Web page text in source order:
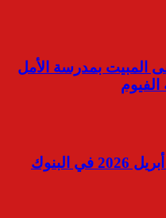
المبيت بمدرسة الأمل